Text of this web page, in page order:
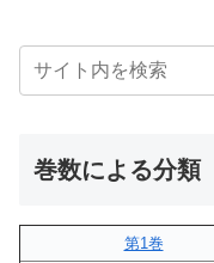
巻数による分類
第1巻